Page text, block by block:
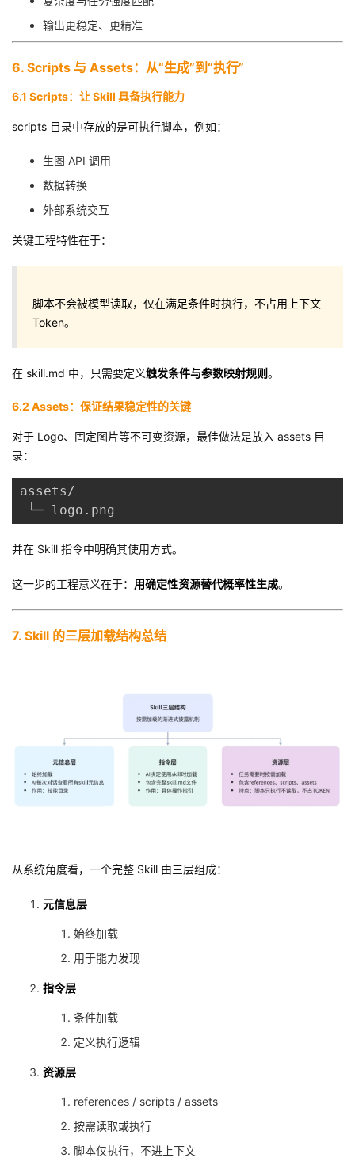
输出更稳定、更精准
6. Scripts 与 Assets：从“生成”到“执行”
6.1 Scripts：让 Skill 具备执行能力
scripts 目录中存放的是可执行脚本，例如：
生图 API 调用
数据转换
外部系统交互
关键工程特性在于：
脚本不会被模型读取，仅在满足条件时执行，不占用上下文
Token。
在 skill.md 中，只需要定义触发条件与参数映射规则。
6.2 Assets：保证结果稳定性的关键
对于 Logo、固定图片等不可变资源，最佳做法是放入 assets 目
录：
assets/
└─ logo.png
并在 Skill 指令中明确其使用方式。
这一步的工程意义在于： 用确定性资源替代概率性生成。
7. Skill 的三层加载结构总结
从系统角度看，一个完整 Skill 由三层组成：
元信息层
始终加载
用于能力发现
指令层
条件加载
定义执行逻辑
资源层
references / scripts / assets
按需读取或执行
脚本仅执行，不进上下文